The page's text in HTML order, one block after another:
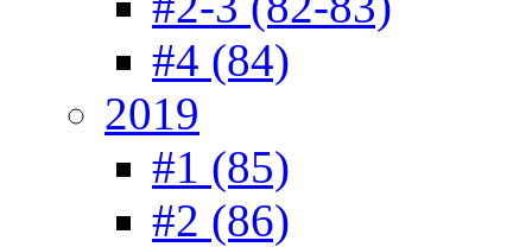
#4 (84)
2019
#1 (85)
#2 (86)